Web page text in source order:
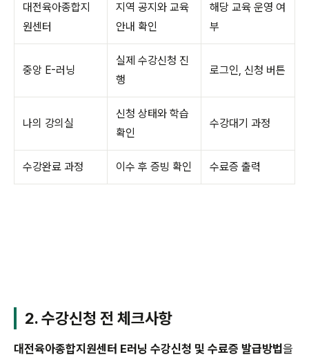
대전육아종합지
원센터
지역 공지와 교육
안내 확인
해당 교육 운영 여
부
중앙 E-러닝
실제 수강신청 진
행
로그인, 신청 버튼
나의 강의실
신청 상태와 학습
확인
수강대기 과정
수강완료 과정 이수 후 증빙 확인 수료증 출력
2. 수강신청 전 체크사항
대전육아종합지원센터 E러닝 수강신청 및 수료증 발급방법을